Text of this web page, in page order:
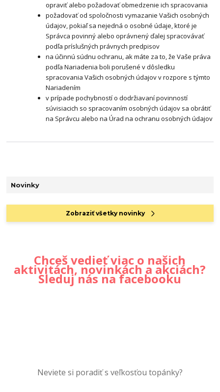
Novinky
Zobraziť všetky novinky
Chceš vedieť viac o našich
aktivitách, novinkách a akciách?
Sleduj nás na facebooku
Neviete si poradiť s veľkosťou topánky?
opraviť alebo požadovať obmedzenie ich spracovania
požadovať od spoločnosti vymazanie Vašich osobných
údajov, pokiaľ sa nejedná o osobné údaje, ktoré je
Správca povinný alebo oprávnený ďalej spracovávať
podľa príslušných právnych predpisov
na účinnú súdnu ochranu, ak máte za to, že Vaše práva
podľa Nariadenia boli porušené v dôsledku
spracovania Vašich osobných údajov v rozpore s týmto
Nariadením
v prípade pochybností o dodržiavaní povinností
súvisiacich so spracovaním osobných údajov sa obrátiť
na Správcu alebo na Úrad na ochranu osobných údajov